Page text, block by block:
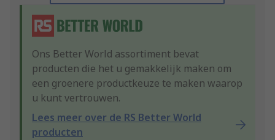
Ons Better World assortiment bevat
producten die het u gemakkelijk maken om
een groenere productkeuze te maken waarop
u kunt vertrouwen.
Lees meer over de RS Better World
producten